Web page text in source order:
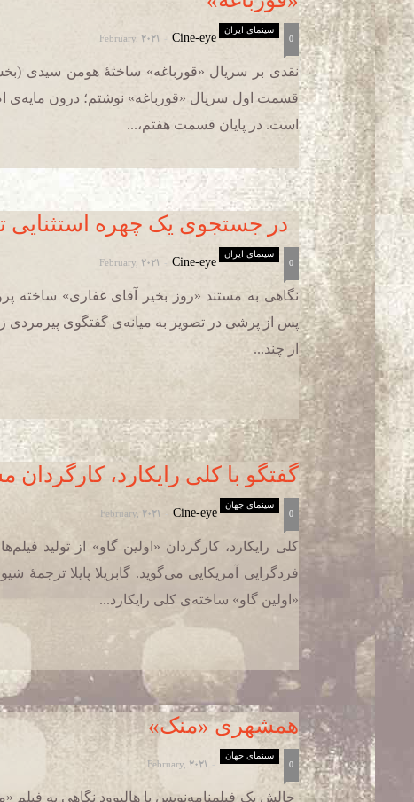
سینمای ایران
Cine-eye
-
February, 2021 0
نقدی بر سریال «قورباغه» ساختۀ هومن سیدی
قسمت اول سریال «قورباغه» نوشتم؛ درون
است. در پایان قسمت هفتم،...
در جستجوی یک چهره استثنایی
سینمای ایران
Cine-eye
-
February, 2021 0
نگاهی به مستند «روز بخیر آقای غفاری» ساخته
پس از پرشی در تصویر به میانه‌ی گفتگوی
از چند...
گفتگو با کلی رایکارد، کارگردان
سینمای جهان
Cine-eye
February, 2021 0
کلی رایکارد، کارگردان «اولین گاو» از تولید
فردگرایی آمریکایی می‌گوید. گابریلا پایلا ترجمۀ
«اولین گاو» ساخته‌ی کلی رایکارد...
همشهری «منک»
سینمای جهان
February, 2021 0
چالش یک فیلمنامه‌نویس با هالیوود نگاهی به فیلم